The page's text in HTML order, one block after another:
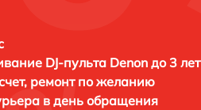
DJ-пульта Denon до 3 лет
ремонт по желанию
в день обращения